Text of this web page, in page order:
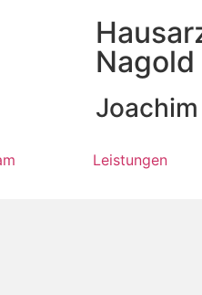
Nagold
Leistungen